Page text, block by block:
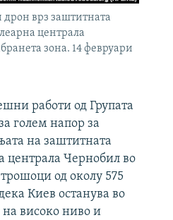
врз заштитната
централа
зона. 14 февруари
работи од Групата
голем напор за
на заштитната
централа Чернобил во
од околу 575
Киев останува во
на високо ниво и